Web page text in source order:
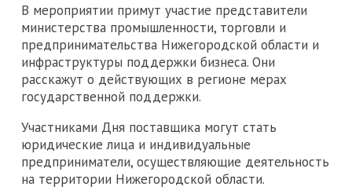
В мероприятии примут участие представители
министерства промышленности, торговли и
предпринимательства Нижегородской области и
инфраструктуры поддержки бизнеса. Они
расскажут о действующих в регионе мерах
государственной поддержки.
Участниками Дня поставщика могут стать
юридические лица и индивидуальные
предприниматели, осуществляющие деятельность
на территории Нижегородской области.